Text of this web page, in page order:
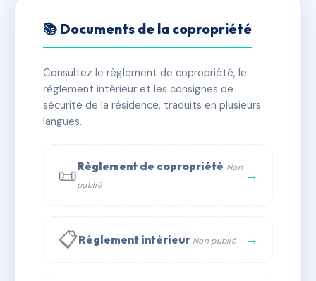
SDC 2-4 RESIDENCE LE
CLOS DU PUITS
📍 2 r du clos du puits 50200 Coutances
✓ Immatriculée 🏠 95 lots 🏗 4 bâtiment(s)
📞 Contacter Syndic Digital 💬 WhatsApp
✉ Email
📚 Documents de la copropriété
Consultez le règlement de copropriété, le
règlement intérieur et les consignes de
sécurité de la résidence, traduits en plusieurs
langues.
📜Règlement de copropriété Non
publié
→
📋Règlement intérieur Non publié →